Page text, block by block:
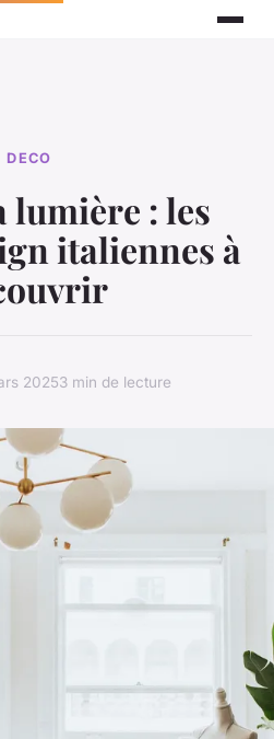
DECO
lumière : les
italiennes à
20253 min de lecture